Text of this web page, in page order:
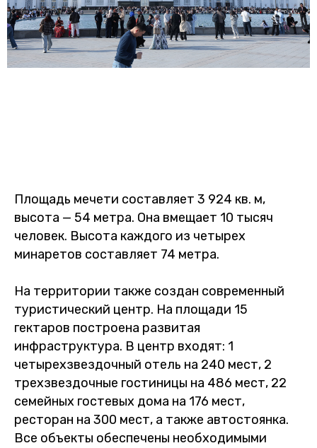
Площадь мечети составляет 3 924 кв. м,
высота — 54 метра. Она вмещает 10 тысяч
человек. Высота каждого из четырех
минаретов составляет 74 метра.
На территории также создан современный
туристический центр. На площади 15
гектаров построена развитая
инфраструктура. В центр входят: 1
четырехзвездочный отель на 240 мест, 2
трехзвездочные гостиницы на 486 мест, 22
семейных гостевых дома на 176 мест,
ресторан на 300 мест, а также автостоянка.
Все объекты обеспечены необходимыми